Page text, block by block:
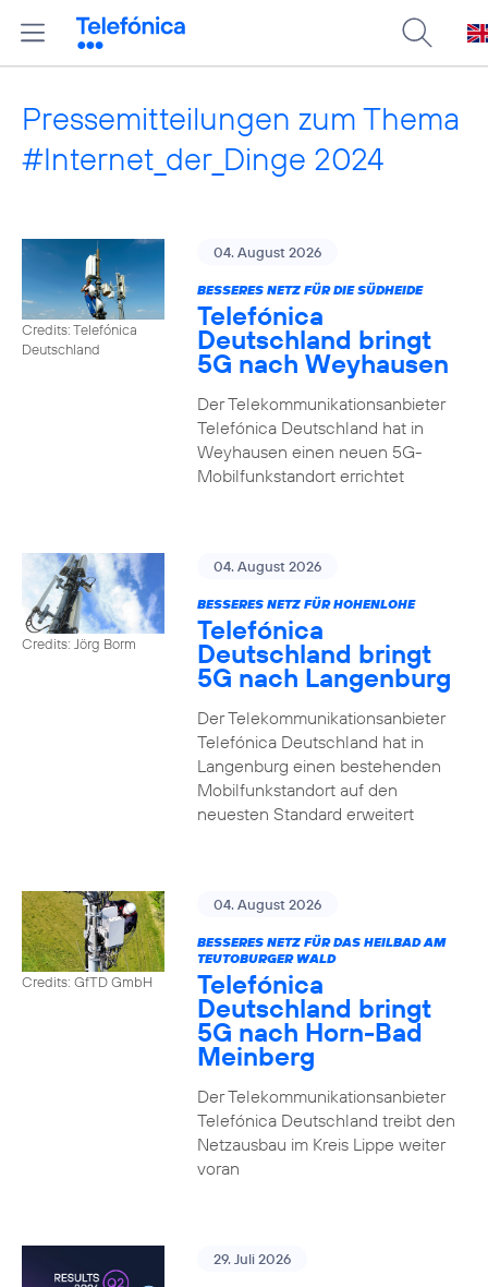
Pressemitteilungen zum Thema
#Internet_der_Dinge 2024
Credits: Telefónica
Deutschland
04. August 2026
BESSERES NETZ FÜR DIE SÜDHEIDE
Telefónica
Deutschland bringt
5G nach Weyhausen
Der Telekommunikationsanbieter
Telefónica Deutschland hat in
Weyhausen einen neuen 5G-
Mobilfunkstandort errichtet
Credits: Jörg Borm
04. August 2026
BESSERES NETZ FÜR HOHENLOHE
Telefónica
Deutschland bringt
5G nach Langenburg
Der Telekommunikationsanbieter
Telefónica Deutschland hat in
Langenburg einen bestehenden
Mobilfunkstandort auf den
neuesten Standard erweitert
Credits: GfTD GmbH
04. August 2026
BESSERES NETZ FÜR DAS HEILBAD AM
TEUTOBURGER WALD
Telefónica
Deutschland bringt
5G nach Horn-Bad
Meinberg
Der Telekommunikationsanbieter
Telefónica Deutschland treibt den
Netzausbau im Kreis Lippe weiter
voran
29. Juli 2026